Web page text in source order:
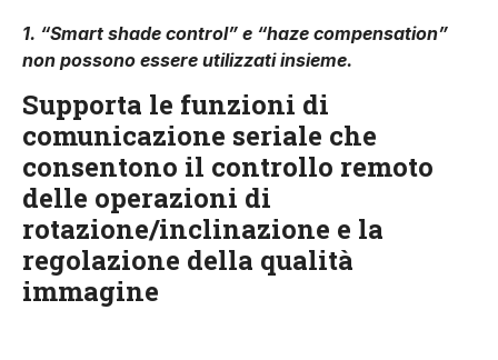
1. “Smart shade control” e “haze compensation”
non possono essere utilizzati insieme.
Supporta le funzioni di
comunicazione seriale che
consentono il controllo remoto
delle operazioni di
rotazione/inclinazione e la
regolazione della qualità
immagine